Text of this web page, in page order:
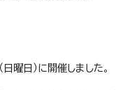
曜日）に開催しました。